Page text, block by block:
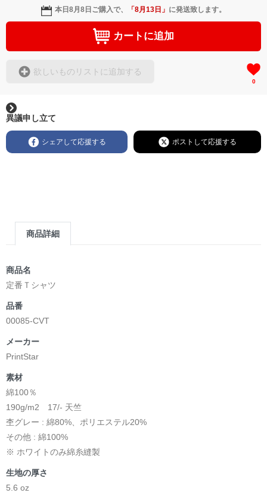
本日8月8日 ご購入で、 「8月13日 」 に発送致します。
カートに追加
欲しいものリストに追加する
0
異議申し立て
シェアして応援する ポストして応援する
商品詳細
商品名
定番Ｔシャツ
品番
00085-CVT
メーカー
PrintStar
素材
綿100％
190g/m2 17/- 天竺
杢グレー : 綿80%、ポリエステル20%
その他 : 綿100%
※ ホワイトのみ綿糸縫製
生地の厚さ
5.6 oz